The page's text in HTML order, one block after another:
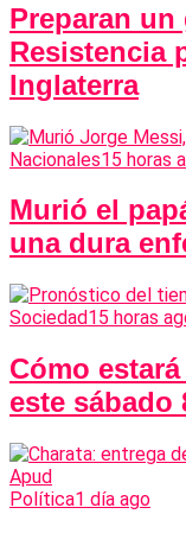
Preparan
Resistencia
Inglaterra
Nacionales15 horas
Murió el
una dura
Sociedad15 horas
Cómo
este sábado
Política1 día ago